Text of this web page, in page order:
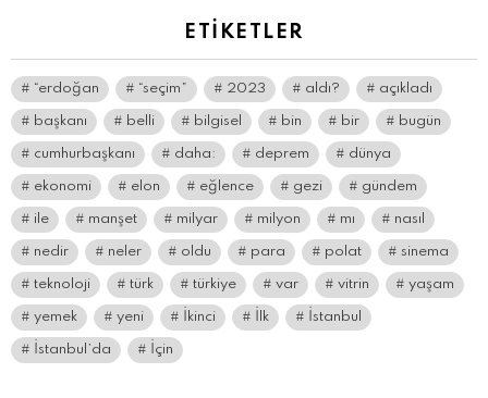
ETIKETLER
“erdoğan “seçim” 2023 aldı? açıkladı
başkanı belli bilgisel bin bir bugün
cumhurbaşkanı daha: deprem dünya
ekonomi elon eğlence gezi gündem
ile manşet milyar milyon mı nasıl
nedir neler oldu para polat sinema
teknoloji türk türkiye var vitrin yaşam
yemek yeni İkinci İlk İstanbul
İstanbul’da İçin